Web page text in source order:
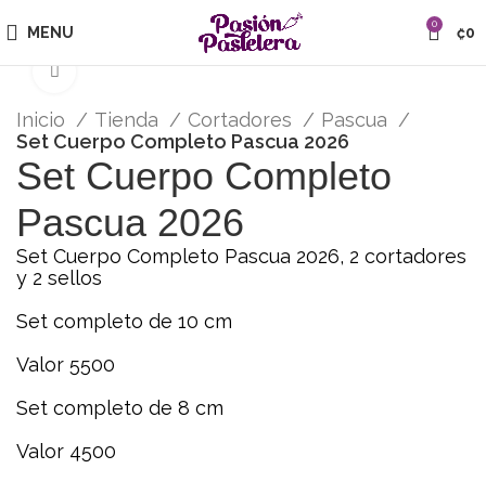
MENU 0 ₡0
Click para agrandar
Inicio Tienda Cortadores
Pascua
Set Cuerpo Completo Pascua 2026
Set Cuerpo Completo
Pascua 2026
Set Cuerpo Completo Pascua 2026, 2 cortadores
y 2 sellos
Set completo de 10 cm
Valor 5500
Set completo de 8 cm
Valor 4500